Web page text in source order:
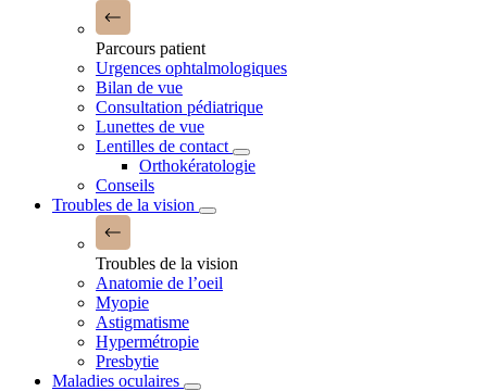
Parcours patient
Urgences ophtalmologiques
Bilan de vue
Consultation pédiatrique
Lunettes de vue
Lentilles de contact
Orthokératologie
Conseils
Troubles de la vision
Troubles de la vision
Anatomie de l’oeil
Myopie
Astigmatisme
Hypermétropie
Presbytie
Maladies oculaires